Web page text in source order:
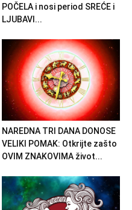
POČELA i nosi period SREĆE i
LJUBAVI...
NAREDNA TRI DANA DONOSE
VELIKI POMAK: Otkrijte zašto
OVIM ZNAKOVIMA život...